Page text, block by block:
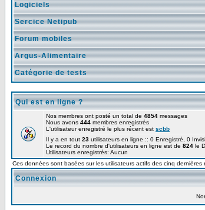
Logiciels
Sercice Netipub
Forum mobiles
Argus-Alimentaire
Catégorie de tests
Qui est en ligne ?
Nos membres ont posté un total de 4854 messages
Nous avons 444 membres enregistrés
L'utilisateur enregistré le plus récent est scbb
Il y a en tout 23 utilisateurs en ligne :: 0 Enregistré, 0
Le record du nombre d'utilisateurs en ligne est de 824 le
Utilisateurs enregistrés: Aucun
Ces données sont basées sur les utilisateurs actifs des cinq dernières
Connexion